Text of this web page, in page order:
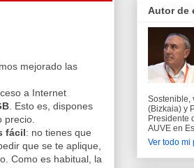
mejorado las
a Internet
. Esto es, dispones
precio.
fácil: no tienes que
que se te aplique,
Como es habitual, la
Autor de
Sostenible,
(Bizkaia) y
Presidente
AUVE en
Ver todo mi